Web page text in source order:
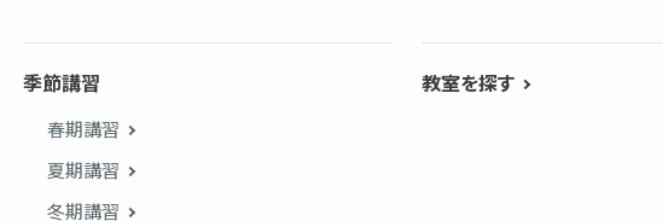
季節講習
春期講習
夏期講習
冬期講習
教室を探す